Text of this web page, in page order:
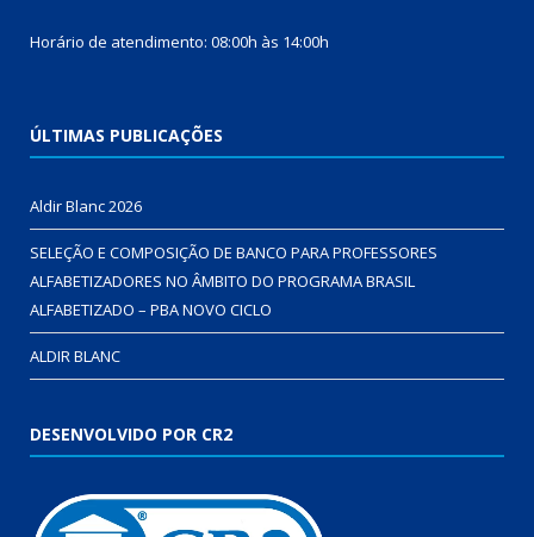
Horário de atendimento: 08:00h às 14:00h
ÚLTIMAS PUBLICAÇÕES
Aldir Blanc 2026
SELEÇÃO E COMPOSIÇÃO DE BANCO PARA PROFESSORES
ALFABETIZADORES NO ÂMBITO DO PROGRAMA BRASIL
ALFABETIZADO – PBA NOVO CICLO
ALDIR BLANC
DESENVOLVIDO POR CR2